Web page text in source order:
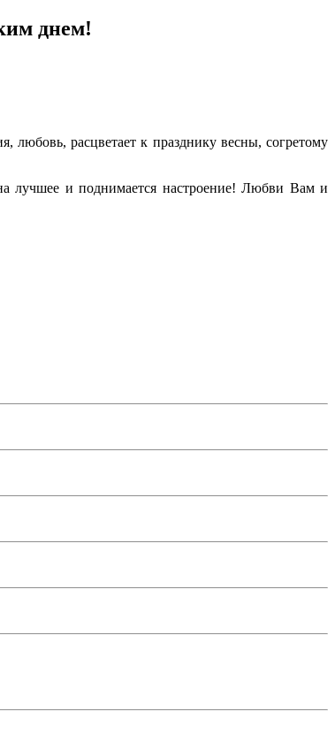
днем!
любовь, расцветает к празднику весны, согретому
лучшее и поднимается настроение! Любви Вам и